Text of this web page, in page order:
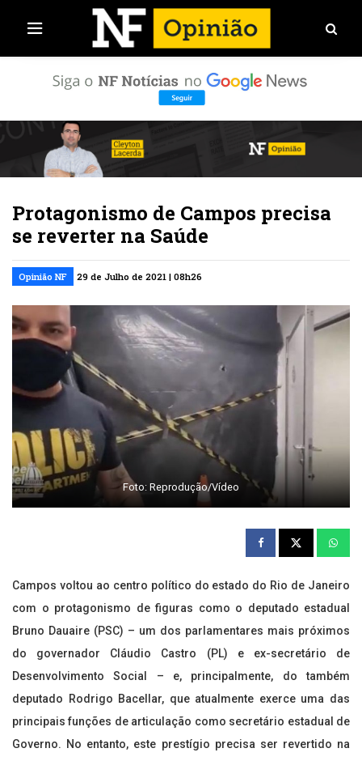
Protagonismo de Campos precisa
se reverter na Saúde
Opinião NF 29 de Julho de 2021 | 08h26
Foto: Reprodução/Vídeo
Campos voltou ao centro político do estado do Rio de Janeiro
com o protagonismo de figuras como o deputado estadual
Bruno Dauaire (PSC) – um dos parlamentares mais próximos
do governador Cláudio Castro (PL) e ex-secretário de
Desenvolvimento Social – e, principalmente, do também
deputado Rodrigo Bacellar, que atualmente exerce uma das
principais funções de articulação como secretário estadual de
Governo. No entanto, este prestígio precisa ser revertido na